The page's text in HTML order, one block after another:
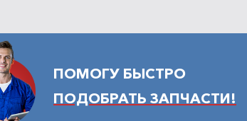
ПОМОГУ БЫСТРО
ПОДОБРАТЬ ЗАПЧАСТИ!